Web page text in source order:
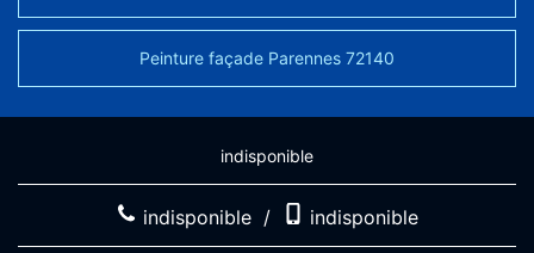
Peinture façade Parennes 72140
indisponible
indisponible / indisponible